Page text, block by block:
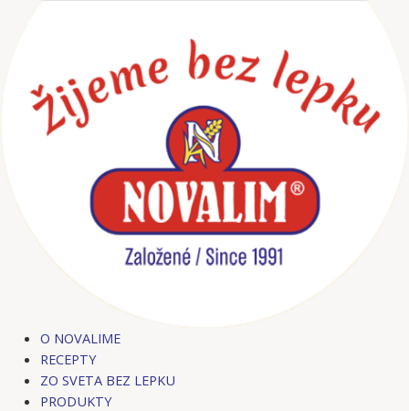
O NOVALIME
RECEPTY
ZO SVETA BEZ LEPKU
PRODUKTY